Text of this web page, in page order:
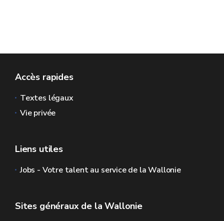
Accès rapides
Textes légaux
Vie privée
Liens utiles
Jobs - Votre talent au service de la Wallonie
Sites généraux de la Wallonie